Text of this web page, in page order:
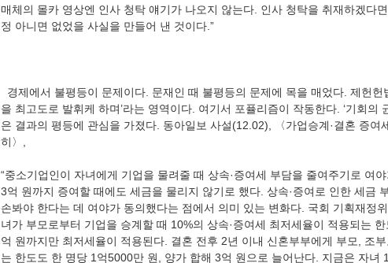
매체의 몰카 영상엔 인사 청탁 얘기가 나오지 않는다. 인사 청탁을 취재하겠다
을 최고도로 발휘케 하며’라는 영역이다. 여기서 포퓰리즘이 작동한다. ‘기회의
은 결과의 평등에 관심을 가졌다. 동아일보 사설(12.02), 〈가업승계·결혼 증
“중소기업인이 자녀에게 기업을 물려줄 때 상속·증여세 부담을 줄여주기로 여
3억 원까지 증여할 때에도 세금을 물리지 않기로 했다. 상속·증여로 인한 세금
손봐야 한다는 데 여야가 동의했다는 점에서 의미 있는 변화다. 국회 기획재정
녀가 부모로부터 기업을 승계할 때 10%의 상속·증여세 최저세율이 적용되는
억 원까지만 최저세율이 적용된다. 결혼 전후 2년 이내 신혼부부에게 부모, 조
는 한도도 한 명당 1억5000만 원, 양가 합해 3억 원으로 늘어난다. 지금은 자녀